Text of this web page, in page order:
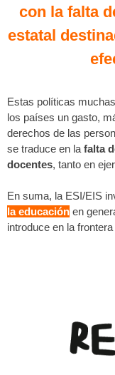
con la falta
estatal
Estas políticas
los países un gasto,
derechos de las
se traduce en la falta
docentes, tanto en
En suma, la ESI/EIS
la educación en
introduce en la